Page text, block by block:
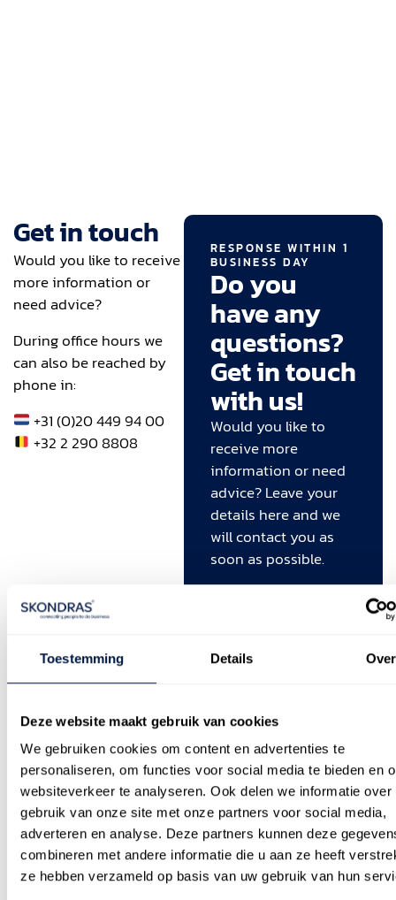
Toestemming Details Over
Deze website maakt gebruik van cookies
We gebruiken cookies om content en advertenties te
personaliseren, om functies voor social media te bieden en
websiteverkeer te analyseren. Ook delen we informatie over
gebruik van onze site met onze partners voor social media,
adverteren en analyse. Deze partners kunnen deze
combineren met andere informatie die u aan ze heeft
ze hebben verzameld op basis van uw gebruik van hun
Get in touch
Would you like to receive
more information or
need advice?
During office hours we
can also be reached by
phone in:
+31 (0)20 449 94 00
+32 2 290 8808
RESPONSE WITHIN 1
BUSINESS DAY
Do you
have any
questions?
Get in touch
with us!
Would you like to
receive more
information or need
advice? Leave your
details here and we
will contact you as
soon as possible.
NAME(REQUIRED)
COMPANY
NAME(REQUIRED)